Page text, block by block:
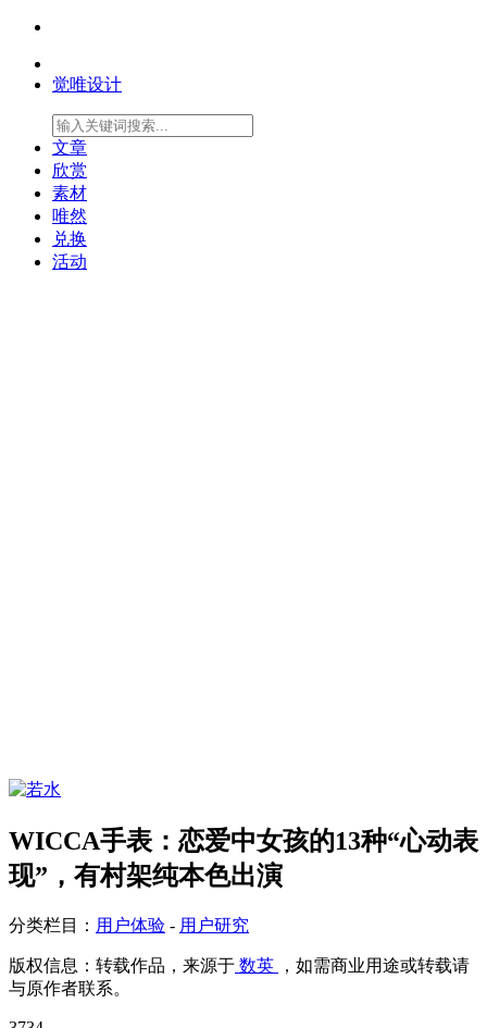
觉唯设计
文章
欣赏
素材
唯然
兑换
活动
WICCA手表：恋爱中女孩的13种“心动表
现”，有村架纯本色出演
分类栏目： 用户体验 - 用户研究
版权信息： 转载作品，来源于 数英
，如需商业用途或转载请
与原作者联系。